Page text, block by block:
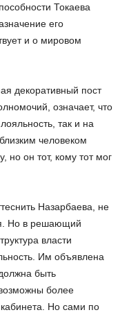
Токаева
его
и о мировом
декоративный пост
означает, что
так и на
человеком
но он тот, кому тот мог
Назарбаева, не
Но в решающий
власти
Им объявлена
быть
более
Но сами по